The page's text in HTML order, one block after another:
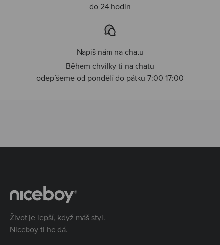
do 24 hodin
Napiš nám na chatu
Během chvilky ti na chatu
odepíšeme od pondělí do pátku 7:00-17:00
Život je lepší, když máš styl.
Niceboy ti ho dá.